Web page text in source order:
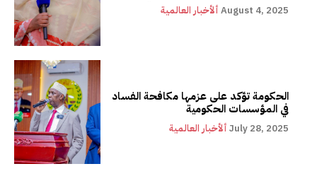
ألأخبار العالمية August 4, 2025
الحكومة تؤكد على عزمها مكافحة الفساد
في المؤسسات الحكومية
ألأخبار العالمية July 28, 2025